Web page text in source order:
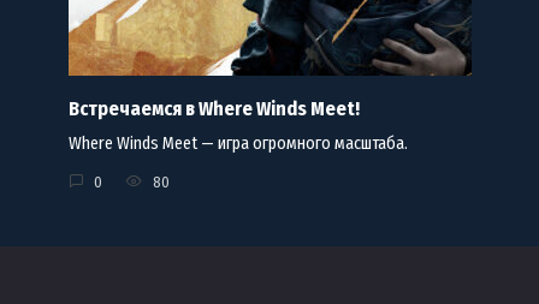
Встречаемся в Where Winds Meet!
Where Winds Meet — игра огромного масштаба.
0 80